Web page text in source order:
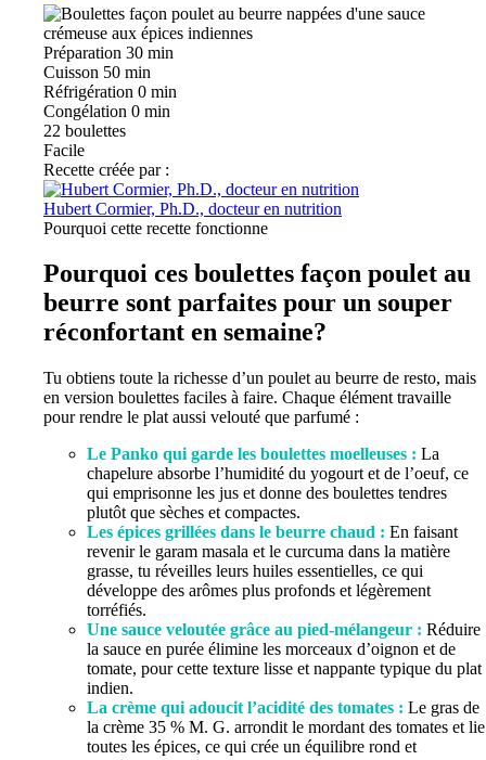
Préparation 30 min
Cuisson 50 min
Réfrigération 0 min
Congélation 0 min
22 boulettes
Facile
Recette créée par :
Hubert Cormier, Ph.D., docteur en nutrition
Pourquoi cette recette fonctionne
Pourquoi ces boulettes façon poulet au
beurre sont parfaites pour un souper
réconfortant en semaine?
Tu obtiens toute la richesse d’un poulet au beurre de resto, mais
en version boulettes faciles à faire. Chaque élément travaille
pour rendre le plat aussi velouté que parfumé :
Le Panko qui garde les boulettes moelleuses : La
chapelure absorbe l’humidité du yogourt et de l’oeuf, ce
qui emprisonne les jus et donne des boulettes tendres
plutôt que sèches et compactes.
Les épices grillées dans le beurre chaud : En faisant
revenir le garam masala et le curcuma dans la matière
grasse, tu réveilles leurs huiles essentielles, ce qui
développe des arômes plus profonds et légèrement
torréfiés.
Une sauce veloutée grâce au pied-mélangeur : Réduire
la sauce en purée élimine les morceaux d’oignon et de
tomate, pour cette texture lisse et nappante typique du plat
indien.
La crème qui adoucit l’acidité des tomates : Le gras de
la crème 35 % M. G. arrondit le mordant des tomates et lie
toutes les épices, ce qui crée un équilibre rond et